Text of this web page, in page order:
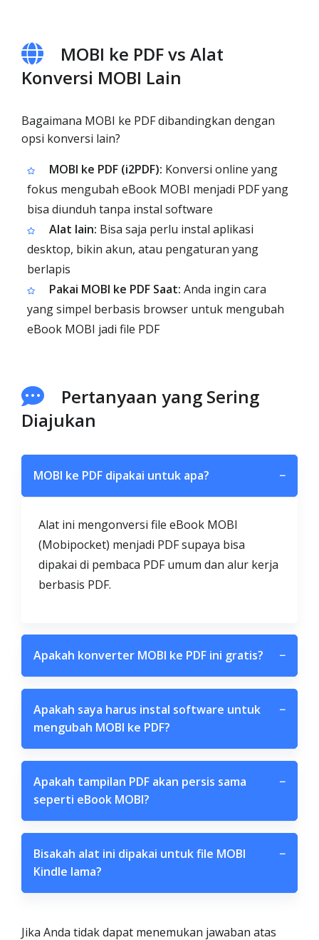
MOBI ke PDF vs Alat
Konversi MOBI Lain
Bagaimana MOBI ke PDF dibandingkan dengan
opsi konversi lain?
MOBI ke PDF (i2PDF): Konversi online yang
fokus mengubah eBook MOBI menjadi PDF yang
bisa diunduh tanpa instal software
Alat lain: Bisa saja perlu instal aplikasi
desktop, bikin akun, atau pengaturan yang
berlapis
Pakai MOBI ke PDF Saat: Anda ingin cara
yang simpel berbasis browser untuk mengubah
eBook MOBI jadi file PDF
Pertanyaan yang Sering
Diajukan
MOBI ke PDF dipakai untuk apa? −
Alat ini mengonversi file eBook MOBI
(Mobipocket) menjadi PDF supaya bisa
dipakai di pembaca PDF umum dan alur kerja
berbasis PDF.
Apakah konverter MOBI ke PDF ini gratis? −
Apakah saya harus instal software untuk
mengubah MOBI ke PDF?
−
Apakah tampilan PDF akan persis sama
seperti eBook MOBI?
−
Bisakah alat ini dipakai untuk file MOBI
Kindle lama?
−
Jika Anda tidak dapat menemukan jawaban atas